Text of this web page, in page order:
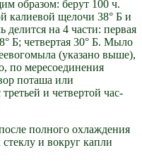
образом: берут 100 ч.
калиевой щелочи 38° Б и
на 4 части: первая
Б; четвертая 30° Б. Мыло
(указано выше),
по мересоединения
поташа или
и четвертой час­
полного охлажде­ния
и вокруг кап­ли